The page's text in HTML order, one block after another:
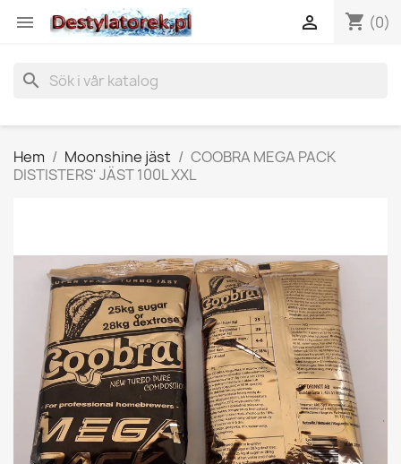
 shopping_cart (0)

search
Hem Moonshine jäst
COOBRA MEGA PACK
DISTISTERS' JÄST 100L XXL